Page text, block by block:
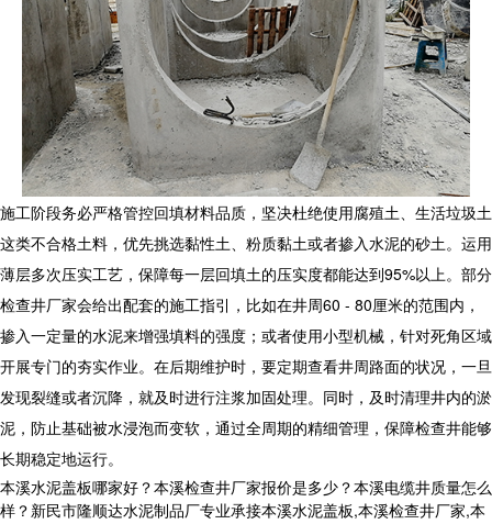
施工阶段务必严格管控回填材料品质，坚决杜绝使用腐殖土、生活垃圾土
这类不合格土料，优先挑选黏性土、粉质黏土或者掺入水泥的砂土。运用
薄层多次压实工艺，保障每一层回填土的压实度都能达到95%以上。部分
检查井厂家会给出配套的施工指引，比如在井周60 - 80厘米的范围内，
掺入一定量的水泥来增强填料的强度；或者使用小型机械，针对死角区域
开展专门的夯实作业。在后期维护时，要定期查看井周路面的状况，一旦
发现裂缝或者沉降，就及时进行注浆加固处理。同时，及时清理井内的淤
泥，防止基础被水浸泡而变软，通过全周期的精细管理，保障检查井能够
长期稳定地运行。
本溪水泥盖板哪家好？本溪检查井厂家报价是多少？本溪电缆井质量怎么
样？新民市隆顺达水泥制品厂专业承接本溪水泥盖板,本溪检查井厂家,本